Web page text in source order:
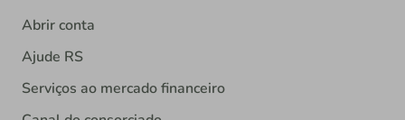
Abrir conta
Ajude RS
Serviços ao mercado financeiro